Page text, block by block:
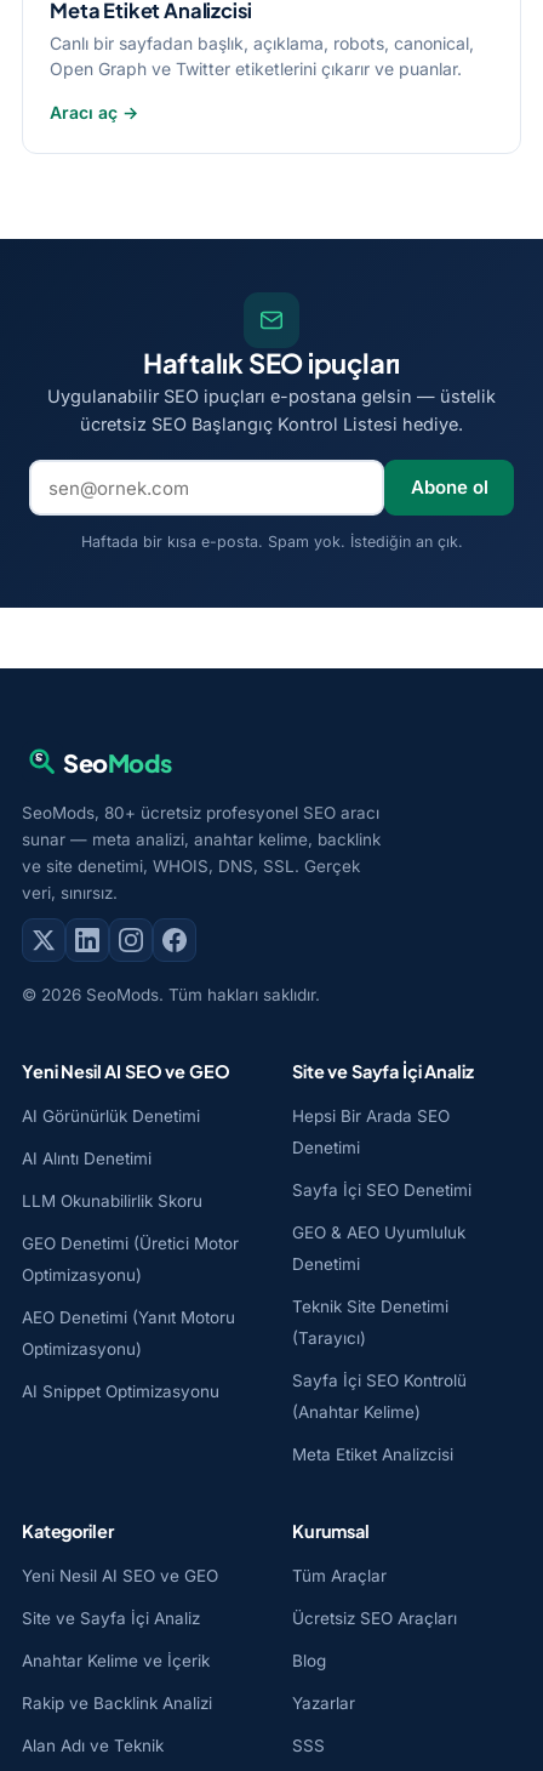
Meta Etiket Analizcisi
Canlı bir sayfadan başlık, açıklama, robots, canonical,
Open Graph ve Twitter etiketlerini çıkarır ve puanlar.
Aracı aç →
Haftalık SEO ipuçları
Uygulanabilir SEO ipuçları e-postana gelsin — üstelik
ücretsiz SEO Başlangıç Kontrol Listesi hediye.
E-posta adresi
Abone ol
Haftada bir kısa e-posta. Spam yok. İstediğin an çık.
SeoMods
SeoMods, 80+ ücretsiz profesyonel SEO aracı
sunar — meta analizi, anahtar kelime, backlink
ve site denetimi, WHOIS, DNS, SSL. Gerçek
veri, sınırsız.
© 2026 SeoMods. Tüm hakları saklıdır.
Yeni Nesil AI SEO ve GEO
AI Görünürlük Denetimi
AI Alıntı Denetimi
LLM Okunabilirlik Skoru
GEO Denetimi (Üretici Motor
Optimizasyonu)
AEO Denetimi (Yanıt Motoru
Optimizasyonu)
AI Snippet Optimizasyonu
Site ve Sayfa İçi Analiz
Hepsi Bir Arada SEO
Denetimi
Sayfa İçi SEO Denetimi
GEO & AEO Uyumluluk
Denetimi
Teknik Site Denetimi
(Tarayıcı)
Sayfa İçi SEO Kontrolü
(Anahtar Kelime)
Meta Etiket Analizcisi
Kategoriler
Yeni Nesil AI SEO ve GEO
Site ve Sayfa İçi Analiz
Anahtar Kelime ve İçerik
Rakip ve Backlink Analizi
Alan Adı ve Teknik
Kurumsal
Tüm Araçlar
Ücretsiz SEO Araçları
Blog
Yazarlar
SSS